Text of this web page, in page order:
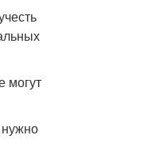
могут
нужно